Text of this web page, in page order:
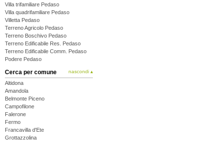
Villa trifamiliare Pedaso
Villa quadrifamiliare Pedaso
Villetta Pedaso
Terreno Agricolo Pedaso
Terreno Boschivo Pedaso
Terreno Edificabile Res. Pedaso
Terreno Edificabile Comm. Pedaso
Podere Pedaso
Cerca per comune nascondi ▴
Altidona
Amandola
Belmonte Piceno
Campofilone
Falerone
Fermo
Francavilla d'Ete
Grottazzolina